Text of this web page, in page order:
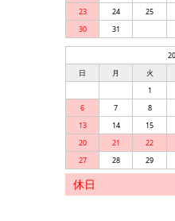
23
24 25
30
31
日
月 火
1
6
7 8
13
14 15
20
21 22
27
28 29
休日